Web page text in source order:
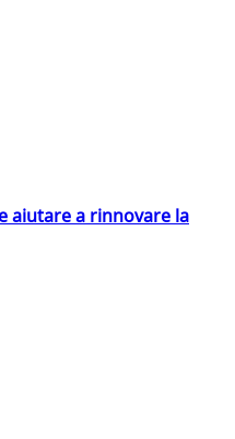
aiutare a rinnovare la